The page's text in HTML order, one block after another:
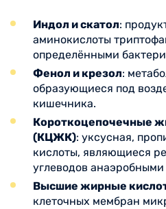
Индол и скатол:
аминокислоты
определёнными
Фенол и крезол:
образующиеся под
кишечника.
Короткоцепочечные
(КЦЖК): уксусная,
кислоты, являющиеся
углеводов
Высшие жирные
клеточных мембран